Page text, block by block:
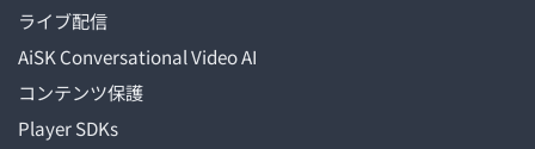
ライブ配信
AiSK Conversational Video AI
コンテンツ保護
Player SDKs